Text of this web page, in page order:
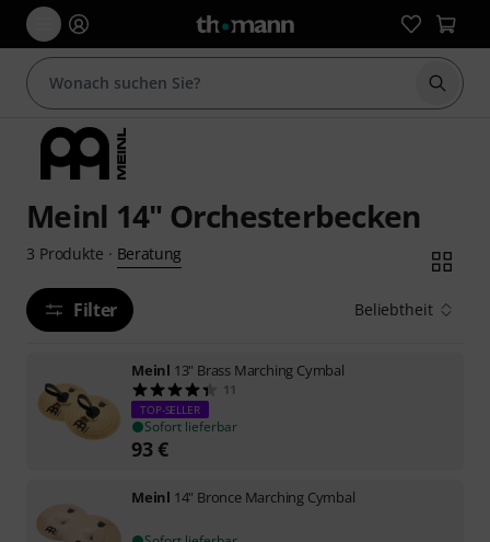
Suche
Meinl 14" Orchesterbecken
3 Produkte · Beratung
Filter Beliebtheit
Meinl 13" Brass Marching Cymbal
11
TOP-SELLER
Sofort lieferbar
93€
Meinl 14" Bronce Marching Cymbal